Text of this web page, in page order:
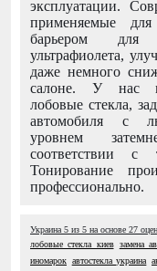
эксплуатации.
применяемые
барьером для
ультрафиолета,
даже немного
салоне. У нас
лобовые стекла,
автомобиля с
уровнем
соответствии с
Тонирование
профессионально.
Украина 5 из 5 на основе 27
лобовые стекла киев замена
иномарок автостекла украина